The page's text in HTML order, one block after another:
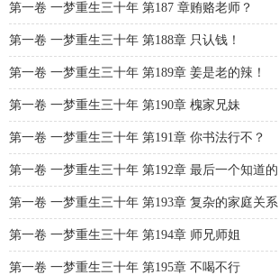
第一卷 一梦重生三十年 第187 章贿赂老师？
第一卷 一梦重生三十年 第188章 只认钱！
第一卷 一梦重生三十年 第189章 姜是老的辣！
第一卷 一梦重生三十年 第190章 槐家兄妹
第一卷 一梦重生三十年 第191章 你书法行不？
第一卷 一梦重生三十年 第192章 最后一个知道的
第一卷 一梦重生三十年 第193章 复杂的家庭关系
第一卷 一梦重生三十年 第194章 师兄师姐
第一卷 一梦重生三十年 第195章 不喝不行